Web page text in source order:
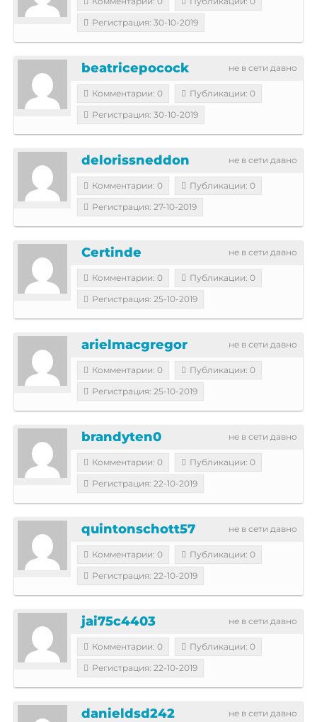
Регистрация: 30-10-2019
не в сети давно
beatricepocock
Комментарии: 0
Публикации: 0
Регистрация: 30-10-2019
не в сети давно
delorissneddon
Комментарии: 0
Публикации: 0
Регистрация: 27-10-2019
не в сети давно
Certinde
Комментарии: 0
Публикации: 0
Регистрация: 25-10-2019
не в сети давно
arielmacgregor
Комментарии: 0
Публикации: 0
Регистрация: 25-10-2019
не в сети давно
brandyten0
Комментарии: 0
Публикации: 0
Регистрация: 22-10-2019
не в сети давно
quintonschott57
Комментарии: 0
Публикации: 0
Регистрация: 22-10-2019
не в сети давно
jai75c4403
Комментарии: 0
Публикации: 0
Регистрация: 22-10-2019
не в сети давно
danieldsd242